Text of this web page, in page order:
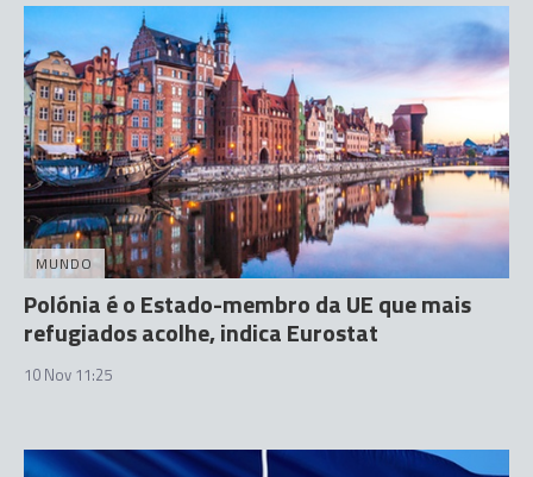
MUNDO
Polónia é o Estado-membro da UE que mais
refugiados acolhe, indica Eurostat
10 Nov 11:25